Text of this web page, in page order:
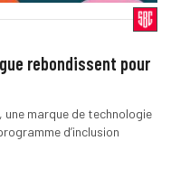
rebondissent pour
une marque de technologie
d’inclusion